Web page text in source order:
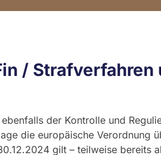
/ Strafverfahren
der Kontrolle und
die europäische Verordnung
gilt – teilweise bereits